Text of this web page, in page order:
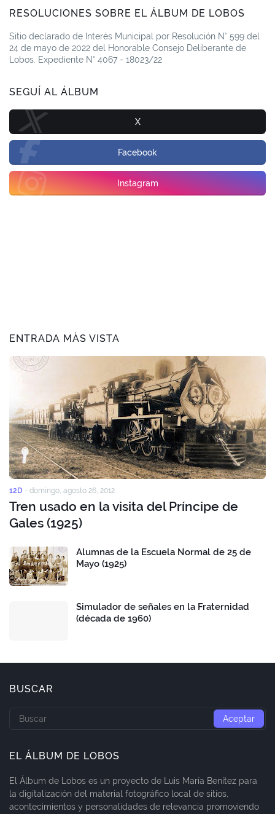
RESOLUCIONES SOBRE EL ÁLBUM DE LOBOS
Sitio declarado de Interés Municipal por Resolución N° 599 del
24 de mayo de 2022 del Honorable Consejo Deliberante de
Lobos. Expediente N° 4067 - 18023/22
SEGUÍ AL ÁLBUM
X
Facebook
Instagram
ENTRADA MÀS VISTA
12D - domingo, agosto 26, 2012
Tren usado en la visita del Príncipe de
Gales (1925)
Alumnas de la Escuela Normal de 25 de
Mayo (1925)
Simulador de señales en la Fraternidad
(década de 1960)
BUSCAR
EL ÁLBUM DE LOBOS
El Álbum de Lobos es un proyecto de Luis María Benítez para
la digitalización del material fotográfico local de sitios,
acontecimientos y personalidades de relevancia promoviendo